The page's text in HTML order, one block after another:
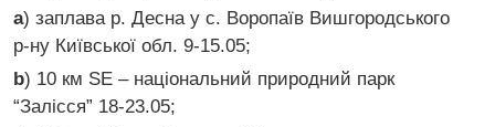
a) заплава р. Десна у с. Воропаїв Вишгородського
р-ну Київської обл. 9-15.05;
b) 10 км SE – національний природний парк
“Залісся” 18-23.05;